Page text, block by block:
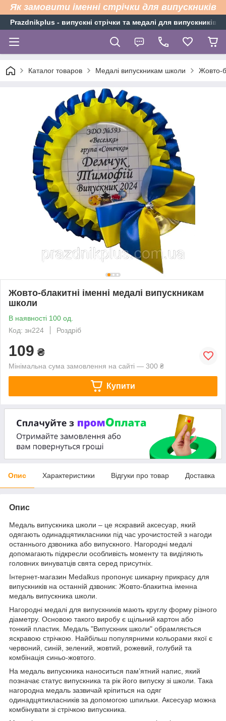
Як замовити іменні стрічки для випускників
Рrazdnikplus - випускні стрічки та медалі для випускників
Каталог товаров Медалі випускникам школи Жовто-
Жовто-блакитні іменні медалі випускникам
школи
В наявності 100 од.
Код: зн224
Роздріб
109 ₴
Мінімальна сума замовлення на сайті — 300 ₴
Купити
Опис Характеристики Відгуки про товар Доставка
Опис
Медаль випускника школи – це яскравий аксесуар, який
одягають одинадцятикласники під час урочистостей з нагоди
останнього дзвоника або випускного. Нагородні медалі
допомагають підкресли особливість моменту та виділяють
головних винуватців свята серед присутніх.
Інтернет-магазин Medalkus пропонує шикарну прикрасу для
випускників на останній дзвоник: Жовто-блакитна іменна
медаль випускника школи.
Нагородні медалі для випускників мають круглу форму різного
діаметру. Основою такого виробу є щільний картон або
тонкий пластик. Медаль "Випускник школи" обрамляється
яскравою стрічкою. Найбільш популярними кольорами якої є
червоний, синій, зелений, жовтий, рожевий, голубий та
комбінація синьо-жовтого.
На медаль випускника наноситься пам’ятний напис, який
позначає статус випускника та рік його випуску зі школи. Така
нагородна медаль зазвичай кріпиться на одяг
одинадцятикласників за допомогою шпильки. Аксесуар можна
комбінувати зі стрічкою випускника.